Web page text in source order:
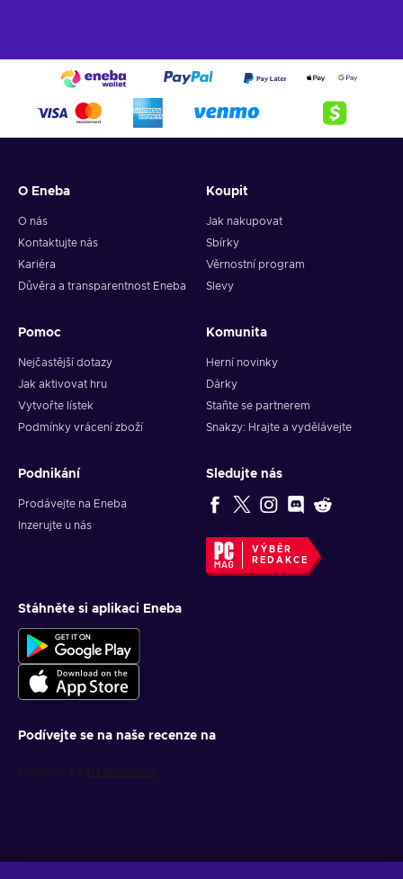
O Eneba
O nás
Kontaktujte nás
Kariéra
Důvěra a transparentnost Eneba
Koupit
Jak nakupovat
Sbírky
Věrnostní program
Slevy
Pomoc
Nejčastější dotazy
Jak aktivovat hru
Vytvořte lístek
Podmínky vrácení zboží
Komunita
Herní novinky
Dárky
Staňte se partnerem
Snakzy: Hrajte a vydělávejte
Podnikání
Prodávejte na Eneba
Inzerujte u nás
Sledujte nás
VÝBĚR
REDAKCE
Stáhněte si aplikaci Eneba
Podívejte se na naše recenze na